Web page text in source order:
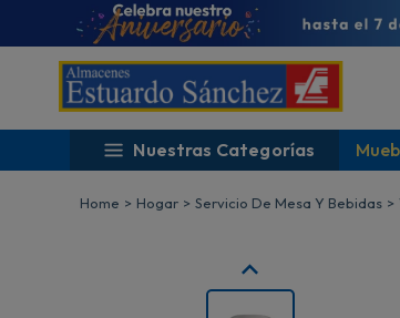
Nuestras Categorías
Hogar Servicio De Mesa Y Bebidas